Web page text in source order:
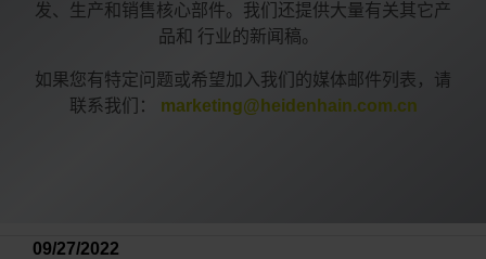
发、生产和销售核心部件。我们还提供大量有关其它产
品和 行业的新闻稿。
如果您有特定问题或希望加入我们的媒体邮件列表，请
联系我们： marketing@heidenhain.com.cn
09/27/2022